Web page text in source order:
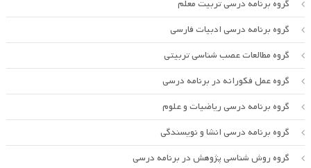
گروه برنامه درسی تربیت معلم
گروه برنامه درسی ادبیات فارسی
گروه مطالعات عصب شناسی تربیتی
گروه عمل فکورانه در برنامه درسی
گروه برنامه درسی ریاضیات و علوم
گروه برنامه درسی انشا و نویسندگی
گروه روش شناسی پژوهش در برنامه درسی